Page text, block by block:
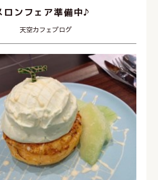
ロンフェア準備中♪
天空カフェブログ